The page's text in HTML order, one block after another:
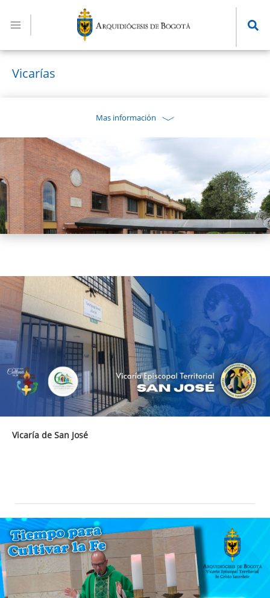
contenido
principal
Vicarías
Mas información
Vicaría de San José